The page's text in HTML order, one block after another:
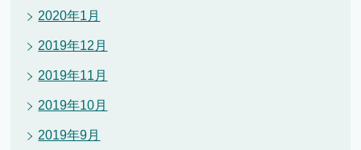
2020年1月
2019年12月
2019年11月
2019年10月
2019年9月